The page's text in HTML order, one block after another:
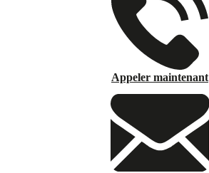
Appeler maintenant